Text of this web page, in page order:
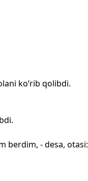
koʻrib qolibdi.
berdim, - desa, otasi: